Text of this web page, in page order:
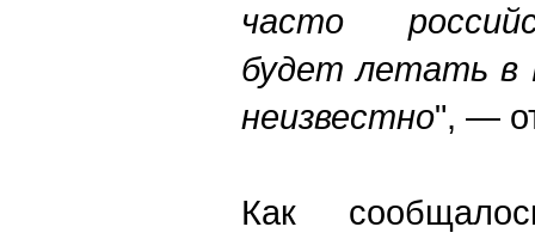
часто
будет летать в
неизвестно", —
Как